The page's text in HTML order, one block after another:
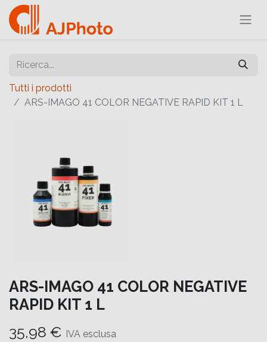
Tutti i prodotti
ARS-IMAGO 41 COLOR NEGATIVE RAPID KIT 1 L
ARS-IMAGO 41 COLOR NEGATIVE
RAPID KIT 1 L
35,98 € IVA esclusa